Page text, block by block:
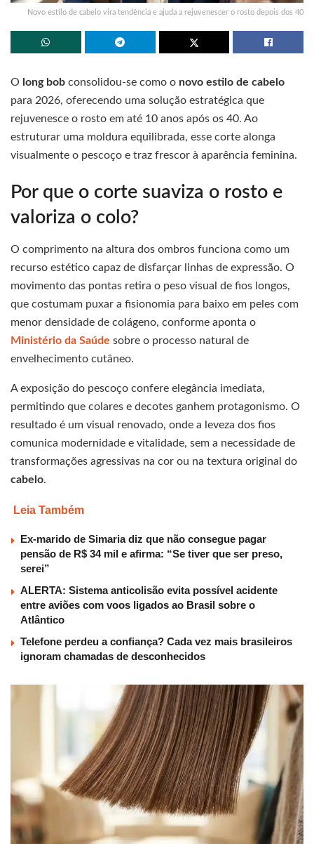
Novo estilo de cabelo vira tendência e ajuda a rejuvenescer o rosto depois dos 40
O long bob consolidou-se como o novo estilo de cabelo
para 2026, oferecendo uma solução estratégica que
rejuvenesce o rosto em até 10 anos após os 40. Ao
estruturar uma moldura equilibrada, esse corte alonga
visualmente o pescoço e traz frescor à aparência feminina.
Por que o corte suaviza o rosto e
valoriza o colo?
O comprimento na altura dos ombros funciona como um
recurso estético capaz de disfarçar linhas de expressão. O
movimento das pontas retira o peso visual de fios longos,
que costumam puxar a fisionomia para baixo em peles com
menor densidade de colágeno, conforme aponta o
Ministério da Saúde sobre o processo natural de
envelhecimento cutâneo.
A exposição do pescoço confere elegância imediata,
permitindo que colares e decotes ganhem protagonismo. O
resultado é um visual renovado, onde a leveza dos fios
comunica modernidade e vitalidade, sem a necessidade de
transformações agressivas na cor ou na textura original do
cabelo.
Leia Também
Ex-marido de Simaria diz que não consegue pagar
pensão de R$ 34 mil e afirma: “Se tiver que ser preso,
serei”
ALERTA: Sistema anticolisão evita possível acidente
entre aviões com voos ligados ao Brasil sobre o
Atlântico
Telefone perdeu a confiança? Cada vez mais brasileiros
ignoram chamadas de desconhecidos